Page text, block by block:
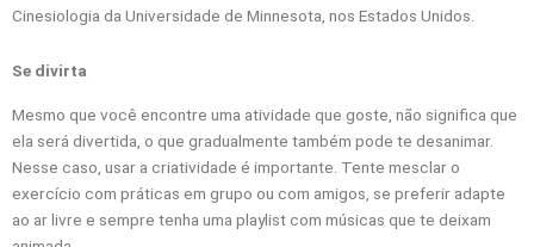
Cinesiologia da Universidade de Minnesota, nos Estados Unidos.
Se divirta
Mesmo que você encontre uma atividade que goste, não significa que
ela será divertida, o que gradualmente também pode te desanimar.
Nesse caso, usar a criatividade é importante. Tente mesclar o
exercício com práticas em grupo ou com amigos, se preferir adapte
ao ar livre e sempre tenha uma playlist com músicas que te deixam